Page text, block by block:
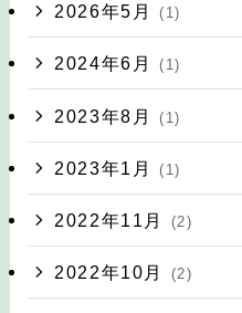
2026年5月 (1)
2024年6月 (1)
2023年8月 (1)
2023年1月 (1)
2022年11月 (2)
2022年10月 (2)